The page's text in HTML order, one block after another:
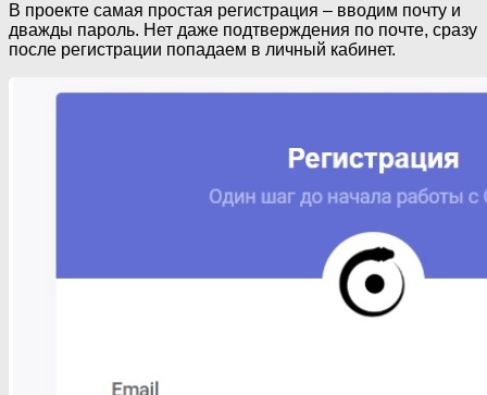
В проекте самая простая регистрация – вводим почту и
дважды пароль. Нет даже подтверждения по почте, сразу
после регистрации попадаем в личный кабинет.